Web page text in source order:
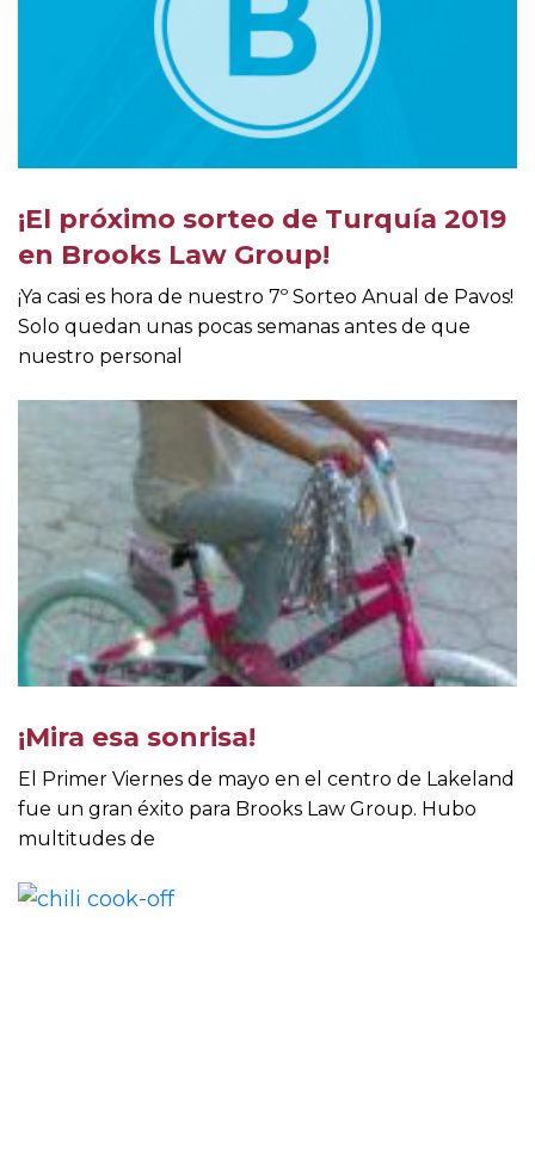
¡El próximo sorteo de Turquía 2019
en Brooks Law Group!
¡Ya casi es hora de nuestro 7º Sorteo Anual de Pavos!
Solo quedan unas pocas semanas antes de que
nuestro personal
¡Mira esa sonrisa!
El Primer Viernes de mayo en el centro de Lakeland
fue un gran éxito para Brooks Law Group. Hubo
multitudes de